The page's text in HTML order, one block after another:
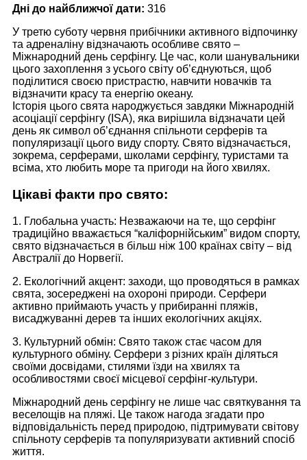
Дні до найближчої дати: 316
У третю суботу червня прибічники активного відпочинку
та адреналіну відзначають особливе свято –
Міжнародний день серфінгу. Це час, коли шанувальники
цього захоплення з усього світу об’єднуються, щоб
поділитися своєю пристрастю, навчити новачків та
відзначити красу та енергію океану.
Історія цього свята народжується завдяки Міжнародній
асоціації серфінгу (ISA), яка вирішила відзначати цей
день як символ об’єднання спільноти серферів та
популяризації цього виду спорту. Свято відзначається,
зокрема, серферами, школами серфінгу, туристами та
всіма, хто любить море та пригоди на його хвилях.
Цікаві факти про свято:
1. Глобальна участь: Незважаючи на те, що серфінг
традиційно вважається “каліфорнійським” видом спорту,
свято відзначається в більш ніж 100 країнах світу – від
Австралії до Норвегії.
2. Екологічний акцент: заходи, що проводяться в рамках
свята, зосереджені на охороні природи. Серфери
активно приймають участь у прибиранні пляжів,
висаджуванні дерев та інших екологічних акціях.
3. Культурний обмін: Свято також стає часом для
культурного обміну. Серфери з різних країн діляться
своїми досвідами, стилями їзди на хвилях та
особливостями своєї місцевої серфінг-культури.
Міжнародний день серфінгу не лише час святкування та
веселощів на пляжі. Це також нагода згадати про
відповідальність перед природою, підтримувати світову
спільноту серферів та популяризувати активний спосіб
життя.